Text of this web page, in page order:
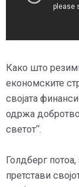
Како што
економските
својата
одржа
светот“.
Голдберг
претстави